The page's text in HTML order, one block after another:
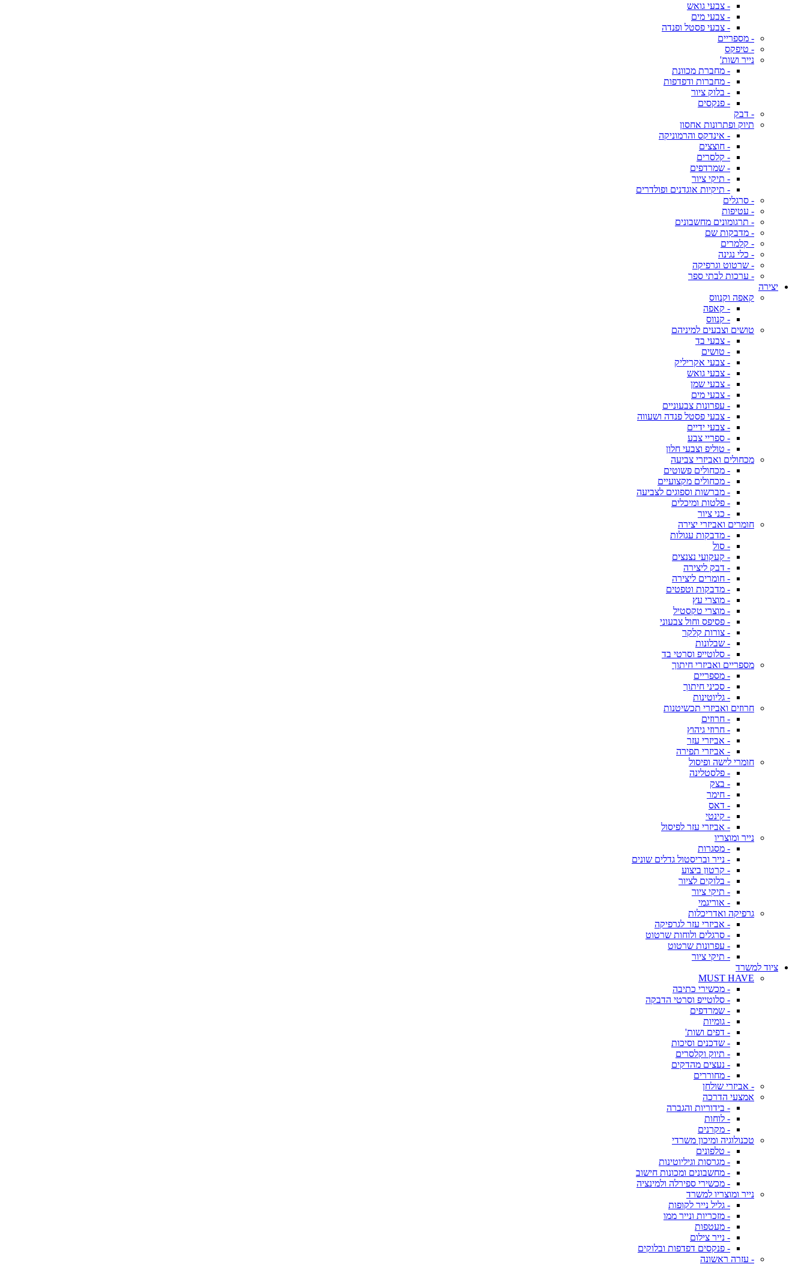
- צבעי גואש
- צבעי מים
- צבעי פסטל ופנדה
- מספריים
- טיפקס
נייר ושות'
- מחברת מכוונת
- מחברות ודפדפות
- בלוק ציור
- פנקסים
- דבק
תיוק ופתרונות אחסון
- אינדקס והרמוניקה
- חוצצים
- קלסרים
- שמרדפים
- תיקי ציור
- תיקיות אוגדנים ופולדרים
- סרגלים
- עטיפות
- תרגומונים מחשבונים
- מדבקות שם
- קלמרים
- כלי נגינה
- שרטוט וגרפיקה
- ערכות לבתי ספר
יצירה
קאפה וקנווס
- קאפה
- קנווס
טושים וצבעים למיניהם
- צבעי בד
- טושים
- צבעי אקריליק
- צבעי גואש
- צבעי שמן
- צבעי מים
- עפרונות צבעוניים
- צבעי פסטל פנדה ושעווה
- צבעי ידיים
- ספריי צבע
- טוליפ וצבעי חלון
מכחולים ואביזרי צביעה
- מכחולים פשוטים
- מכחולים מקצועיים
- מברשות וספוגים לצביעה
- פלטות ומיכלים
- כני ציור
חומרים ואביזרי יצירה
- מדבקות עגולות
- סול
- קעקועי נצנצים
- דבק ליצירה
- חומרים ליצירה
- מדבקות וטפטים
- מוצרי עץ
- מוצרי טקסטיל
- פסיפס וחול צבעוני
- צורות קלקר
- שבלונות
- סלוטייפ וסרטי בד
מספריים ואביזרי חיתוך
- מספריים
- סכיני חיתוך
- גליוטינות
חרוזים ואביזרי תכשיטנות
- חרוזים
- חרוזי גיהוץ
- אביזרי עזר
- אביזרי תפירה
חומרי לישה ופיסול
- פלסטלינה
- בצק
- חימר
- דאס
- קינטי
- אביזרי עזר לפיסול
נייר ומוצריו
- מסגרות
- נייר ובריסטול גדלים שונים
- קרטון ביצוע
- בלוקים לציור
- תיקי ציור
- אוריגמי
גרפיקה ואדריכלות
- אביזרי עזר לגרפיקה
- סרגלים ולוחות שרטוט
- עפרונות שרטוט
- תיקי ציור
ציוד למשרד
MUST HAVE
- מכשירי כתיבה
- סלוטייפ וסרטי הדבקה
- שמרדפים
- גומיות
- דפים ושות'
- שדכנים וסיכות
- תיוק וקלסרים
- נעצים מהדקים
- מחוררים
- אביזרי שולחן
אמצעי הדרכה
- בידוריות והגברה
- לוחות
- מקרנים
טכנולוגיה ומיכון משרדי
- טלפונים
- מגרסות וגיליוטינות
- מחשבונים ומכונות חישוב
- מכשירי ספירלה ולמינציה
נייר ומוצריו למשרד
- גליל נייר לקופות
- מזכריות ונייר ממו
- מעטפות
- נייר צילום
- פנקסים דפדפות ובלוקים
- עזרה ראשונה